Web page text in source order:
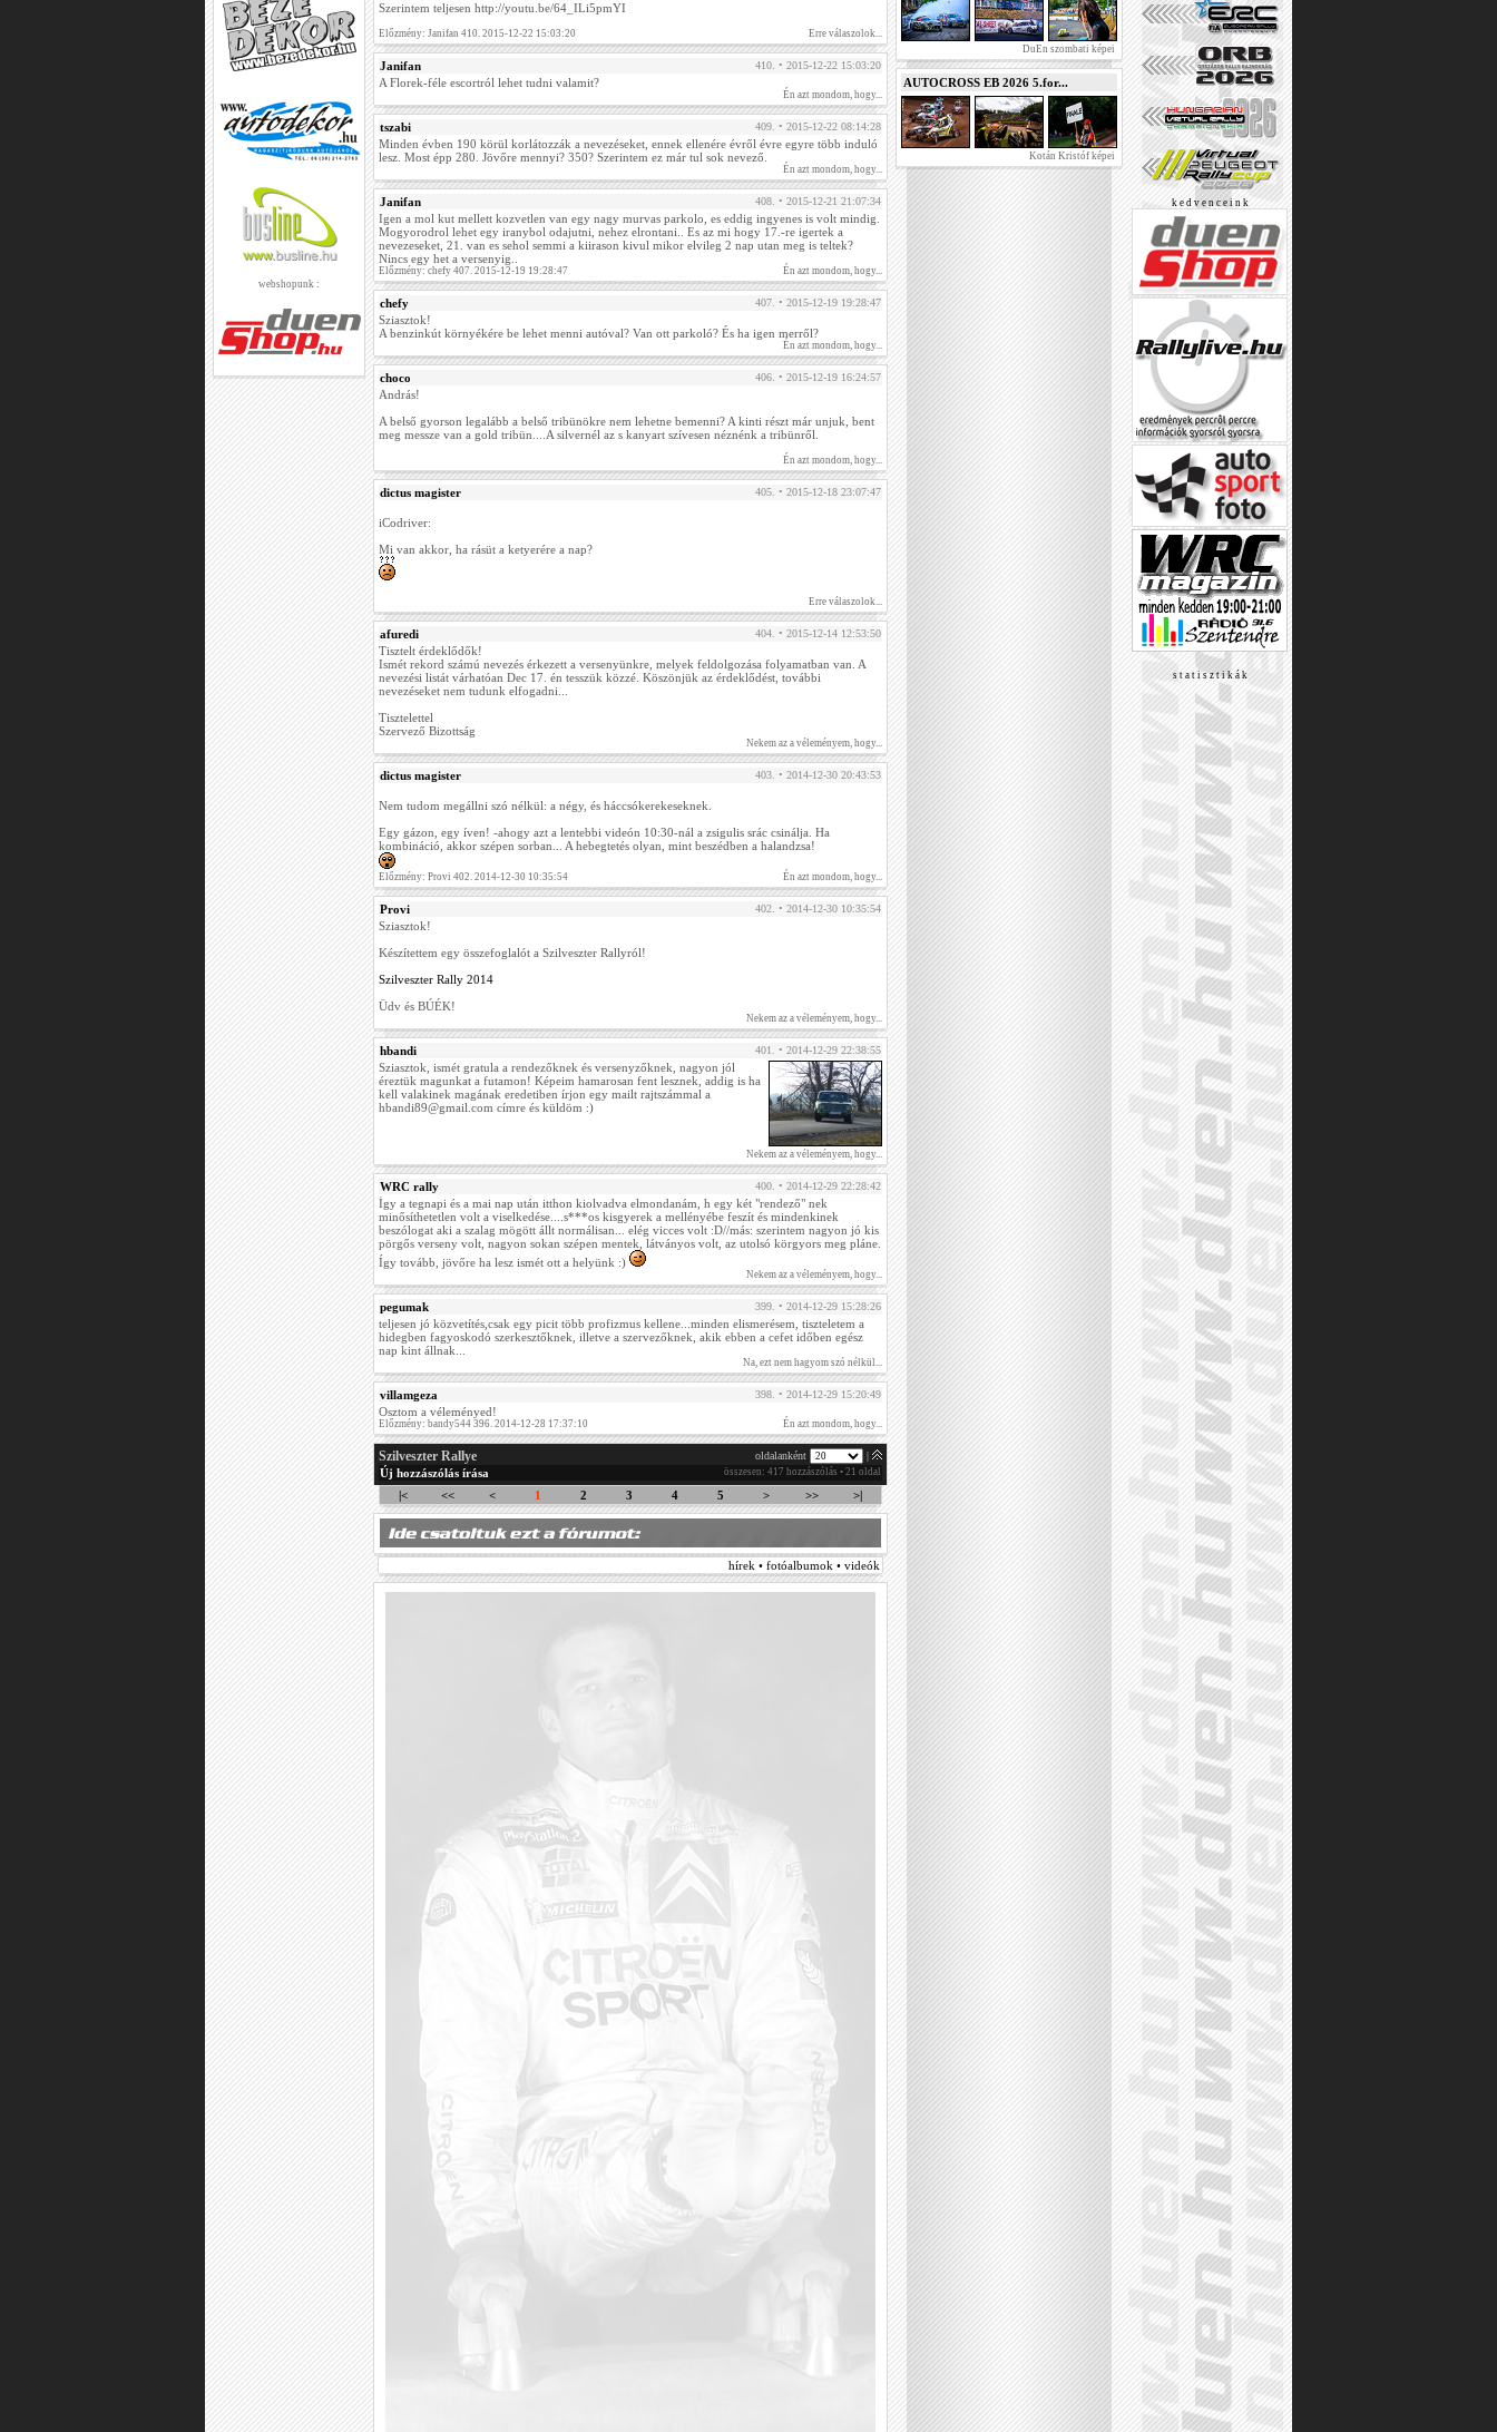
webshopunk :
Szerintem teljesen http://youtu.be/64_ILi5pmYI
Előzmény: Janifan 410. 2015-12-22 15:03:20 Erre válaszolok...
Janifan 410. • 2015-12-22 15:03:20
A Florek-féle escortról lehet tudni valamit?
Én azt mondom, hogy...
tszabi 409. • 2015-12-22 08:14:28
Minden évben 190 körül korlátozzák a nevezéseket, ennek ellenére évről évre egyre több induló
lesz. Most épp 280. Jövőre mennyi? 350? Szerintem ez már tul sok nevező.
Én azt mondom, hogy...
Janifan 408. • 2015-12-21 21:07:34
Igen a mol kut mellett kozvetlen van egy nagy murvas parkolo, es eddig ingyenes is volt mindig.
Mogyorodrol lehet egy iranybol odajutni, nehez elrontani.. Es az mi hogy 17.-re igertek a
nevezeseket, 21. van es sehol semmi a kiirason kivul mikor elvileg 2 nap utan meg is teltek?
Nincs egy het a versenyig..
Előzmény: chefy 407. 2015-12-19 19:28:47 Én azt mondom, hogy...
chefy 407. • 2015-12-19 19:28:47
Sziasztok!
A benzinkút környékére be lehet menni autóval? Van ott parkoló? És ha igen merről?
Én azt mondom, hogy...
choco 406. • 2015-12-19 16:24:57
András!
A belső gyorson legalább a belső tribünökre nem lehetne bemenni? A kinti részt már unjuk, bent
meg messze van a gold tribün....A silvernél az s kanyart szívesen néznénk a tribünről.
Én azt mondom, hogy...
dictus magister 405. • 2015-12-18 23:07:47
iCodriver:
Mi van akkor, ha rásüt a ketyerére a nap?
Erre válaszolok...
afuredi 404. • 2015-12-14 12:53:50
Tisztelt érdeklődők!
Ismét rekord számú nevezés érkezett a versenyünkre, melyek feldolgozása folyamatban van. A
nevezési listát várhatóan Dec 17. én tesszük közzé. Köszönjük az érdeklődést, további
nevezéseket nem tudunk elfogadni...
Tisztelettel
Szervező Bizottság
Nekem az a véleményem, hogy...
dictus magister 403. • 2014-12-30 20:43:53
Nem tudom megállni szó nélkül: a négy, és háccsókerekeseknek.
Egy gázon, egy íven! -ahogy azt a lentebbi videón 10:30-nál a zsigulis srác csinálja. Ha
kombináció, akkor szépen sorban... A hebegtetés olyan, mint beszédben a halandzsa!
Előzmény: Provi 402. 2014-12-30 10:35:54 Én azt mondom, hogy...
Provi 402. • 2014-12-30 10:35:54
Sziasztok!
Készítettem egy összefoglalót a Szilveszter Rallyról!
Szilveszter Rally 2014
Üdv és BÚÉK!
Nekem az a véleményem, hogy...
hbandi 401. • 2014-12-29 22:38:55
Sziasztok, ismét gratula a rendezőknek és versenyzőknek, nagyon jól
éreztük magunkat a futamon! Képeim hamarosan fent lesznek, addig is ha
kell valakinek magának eredetiben írjon egy mailt rajtszámmal a
hbandi89@gmail.com címre és küldöm :)
Nekem az a véleményem, hogy...
WRC rally 400. • 2014-12-29 22:28:42
Így a tegnapi és a mai nap után itthon kiolvadva elmondanám, h egy két "rendező" nek
minősíthetetlen volt a viselkedése....s***os kisgyerek a mellényébe feszít és mindenkinek
beszólogat aki a szalag mögött állt normálisan... elég vicces volt :D//más: szerintem nagyon jó kis
pörgős verseny volt, nagyon sokan szépen mentek, látványos volt, az utolsó körgyors meg pláne.
Így tovább, jövőre ha lesz ismét ott a helyünk :)
Nekem az a véleményem, hogy...
pegumak 399. • 2014-12-29 15:28:26
teljesen jó közvetítés,csak egy picit több profizmus kellene...minden elismerésem, tiszteletem a
hidegben fagyoskodó szerkesztőknek, illetve a szervezőknek, akik ebben a cefet időben egész
nap kint állnak...
Na, ezt nem hagyom szó nélkül...
villamgeza 398. • 2014-12-29 15:20:49
Osztom a véleményed!
Előzmény: bandy544 396. 2014-12-28 17:37:10 Én azt mondom, hogy...
Szilveszter Rallye oldalanként
Új hozzászólás írása összesen: 417 hozzászólás • 21 oldal
|< << < 1 2 3 4 5 > >> >|
hírek • fotóalbumok • videók
DuEn szombati képei
AUTOCROSS EB 2026 5.for...
Kotán Kristóf képei
k e d v e n c e i n k
s t a t i s z t i k á k